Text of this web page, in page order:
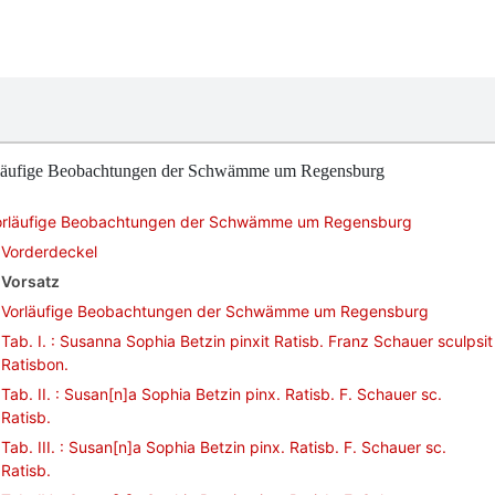
Beobachtungen der Schwämme um Regensburg
Beobachtungen der Schwämme um Regensburg
Vorderdeckel
Vorsatz
Vorläufige Beobachtungen der Schwämme um Regensburg
Tab. I. : Susanna Sophia Betzin pinxit Ratisb. Franz Schauer sculpsit
Ratisbon.
Tab. II. : Susan[n]a Sophia Betzin pinx. Ratisb. F. Schauer sc.
Ratisb.
Tab. III. : Susan[n]a Sophia Betzin pinx. Ratisb. F. Schauer sc.
Ratisb.